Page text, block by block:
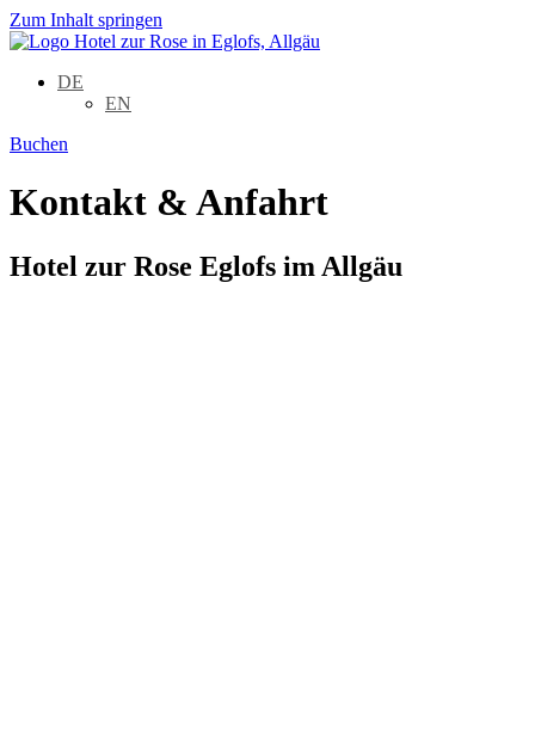
Zum Inhalt springen
DE
EN
Buchen
Kontakt & Anfahrt
Hotel zur Rose Eglofs im Allgäu